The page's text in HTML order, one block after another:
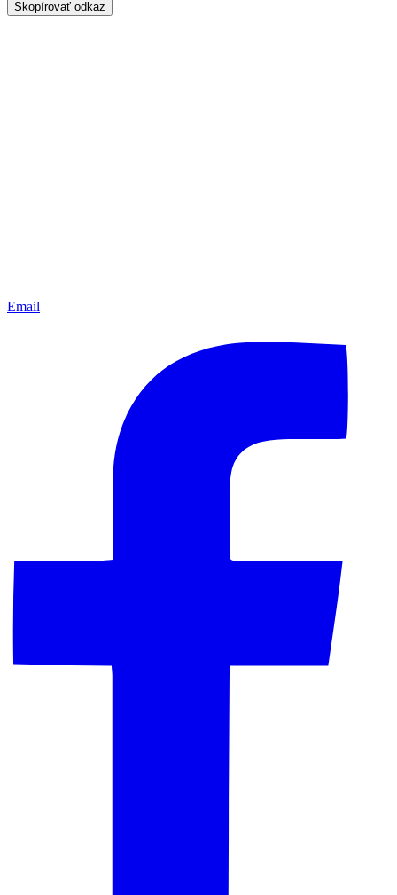
Skopírovať odkaz
Email